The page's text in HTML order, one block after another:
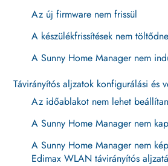
Az új firmware nem frissül
A készülékfrissítések nem
A Sunny Home Manager nem
Távirányítós aljzatok konfigurálási és
Az időablakot nem lehet
A Sunny Home Manager nem
A Sunny Home Manager nem
Edimax WLAN távirányítós